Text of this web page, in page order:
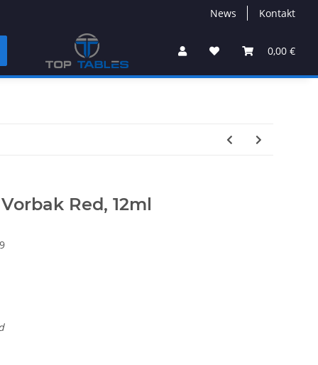
News Kontakt
0,00 €
Red, 12ml